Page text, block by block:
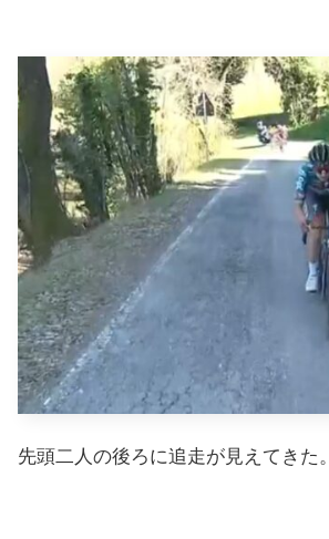
先頭二人の後ろに追走が見えてきた。